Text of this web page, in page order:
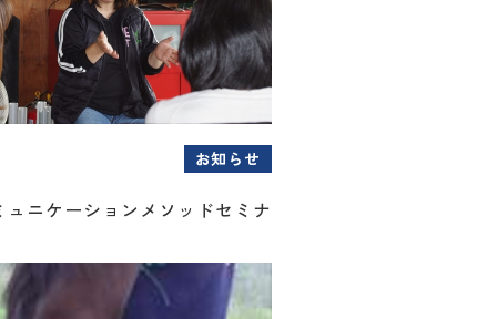
お知らせ
ュニケーションメソッドセミナ